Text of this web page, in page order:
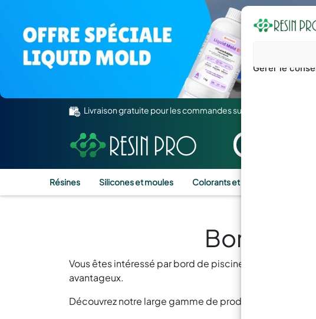
Gérer le
Livraison gratuite pour les commandes supérieures à 99 €
Résines Silicones et moules Colorants et Pigments
Bord De
Vous êtes intéressé par bord de piscine avec des
avantageux.
Découvrez notre large gamme de produits pour vos